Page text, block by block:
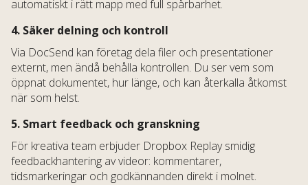
automatiskt i rätt mapp med full spårbarhet.
4. Säker delning och kontroll
Via DocSend kan företag dela filer och presentationer
externt, men ändå behålla kontrollen. Du ser vem som
öppnat dokumentet, hur länge, och kan återkalla åtkomst
när som helst.
5. Smart feedback och granskning
För kreativa team erbjuder Dropbox Replay smidig
feedbackhantering av videor: kommentarer,
tidsmarkeringar och godkännanden direkt i molnet.